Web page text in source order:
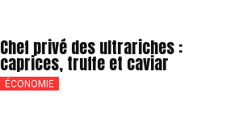
Chef privé des ultrariches :
caprices, truffe et caviar
ÉCONOMIE